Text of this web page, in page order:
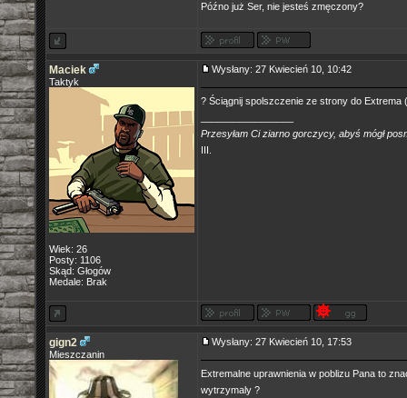
Późno już Ser, nie jesteś zmęczony?
Maciek
Taktyk
Wiek: 26
Posty: 1106
Skąd: Głogów
Medale: Brak
Wysłany: 27 Kwiecień 10, 10:42
? Ściągnij spolszczenie ze strony do Extrema
Przesyłam Ci ziarno gorczycy, abyś mógł
III.
gign2
Mieszczanin
Wysłany: 27 Kwiecień 10, 17:53
Extremalne uprawnienia w poblizu Pana to
wytrzymaly ?